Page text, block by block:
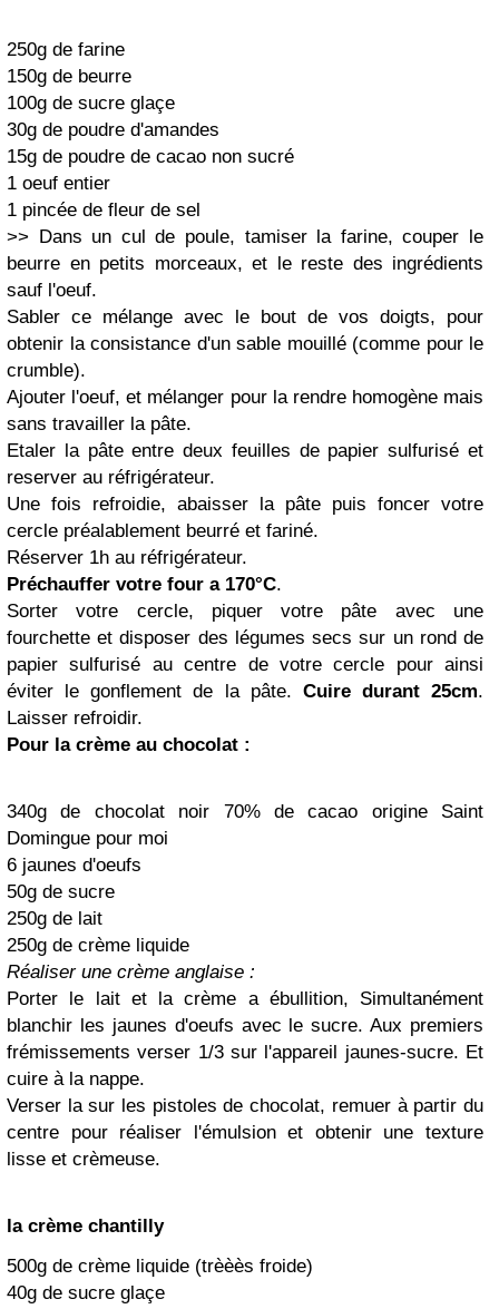
250g de farine
150g de beurre
100g de sucre glaçe
30g de poudre d'amandes
15g de poudre de cacao non sucré
1 oeuf entier
1 pincée de fleur de sel
>> Dans un cul de poule, tamiser la farine, couper le
beurre en petits morceaux, et le reste des ingrédients
sauf l'oeuf.
Sabler ce mélange avec le bout de vos doigts, pour
obtenir la consistance d'un sable mouillé (comme pour le
crumble).
Ajouter l'oeuf, et mélanger pour la rendre homogène mais
sans travailler la pâte.
Etaler la pâte entre deux feuilles de papier sulfurisé et
reserver au réfrigérateur.
Une fois refroidie, abaisser la pâte puis foncer votre
cercle préalablement beurré et fariné.
Réserver 1h au réfrigérateur.
Préchauffer votre four a 170°C.
Sorter votre cercle, piquer votre pâte avec une
fourchette et disposer des légumes secs sur un rond de
papier sulfurisé au centre de votre cercle pour ainsi
éviter le gonflement de la pâte. Cuire durant 25cm.
Laisser refroidir.
Pour la crème au chocolat :
340g de chocolat noir 70% de cacao origine Saint
Domingue pour moi
6 jaunes d'oeufs
50g de sucre
250g de lait
250g de crème liquide
Réaliser une crème anglaise :
Porter le lait et la crème a ébullition, Simultanément
blanchir les jaunes d'oeufs avec le sucre. Aux premiers
frémissements verser 1/3 sur l'appareil jaunes-sucre. Et
cuire à la nappe.
Verser la sur les pistoles de chocolat, remuer à partir du
centre pour réaliser l'émulsion et obtenir une texture
lisse et crèmeuse.
la crème chantilly
500g de crème liquide (trèèès froide)
40g de sucre glaçe